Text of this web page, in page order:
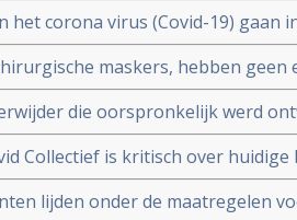
het corona virus (Covid-19) gaan
goede resultaten bij groepen
maskers, hebben
studies. Dit in
van ons eist.die oorspronkelijk werd
betere overleving bij ernstig zieke
Collectief is kritisch over
19 en pleit voor veel meer
lijden onder de maatregelen